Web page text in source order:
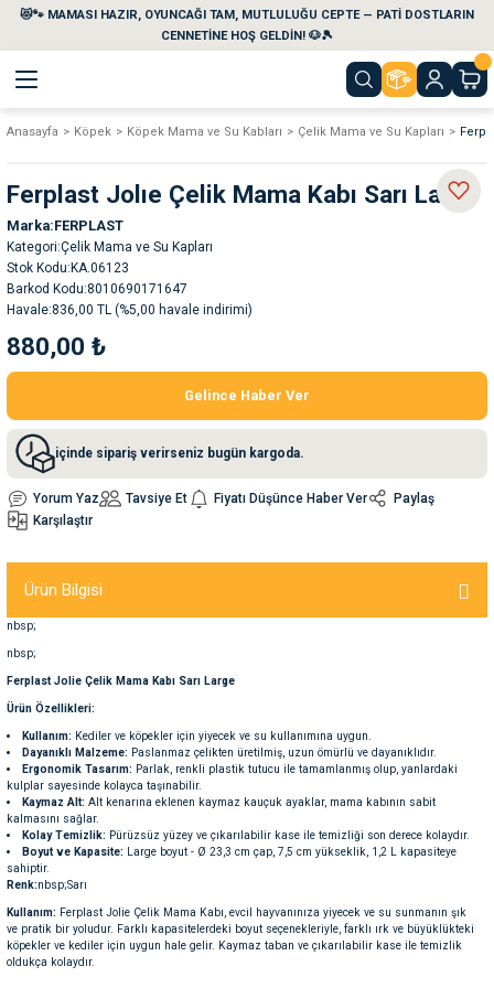
😻🐾 MAMASI HAZIR, OYUNCAĞI TAM, MUTLULUĞU CEPTE — PATİ DOSTLARIN
CENNETİNE HOŞ GELDİN! 🐶🎾
Geri Dön
Geri Dön
Temizlik Ürünleri
Kemikleri
Seyahat Ürünleri
Geri Dön
Geri Dön
Geri Dön
Geri Dön
Anasayfa Köpek Köpek Mama ve Su Kabları Çelik Mama ve Su Kapları
Ferplast Jolıe Çelik Mama Kabı Sarı Large
Marka FERPLAST
Kategori Çelik Mama ve Su Kapları
Stok Kodu KA.06123
Barkod Kodu 8010690171647
Havale 836,00 TL (%5,00 havale indirimi)
880,00 ₺
Gelince Haber Ver
içinde sipariş verirseniz bugün kargoda.
Yorum Yaz Tavsiye Et Fiyatı Düşünce Haber Ver
Paylaş
Karşılaştır
Ürün Bilgisi
nbsp;
nbsp;
Ferplast Jolie Çelik Mama Kabı Sarı Large
Ürün Özellikleri:
Kullanım: Kediler ve köpekler için yiyecek ve su kullanımına uygun.
Dayanıklı Malzeme: Paslanmaz çelikten üretilmiş, uzun ömürlü ve dayanıklıdır.
Ergonomik Tasarım: Parlak, renkli plastik tutucu ile tamamlanmış olup, yanlardaki
kulplar sayesinde kolayca taşınabilir.
Kaymaz Alt: Alt kenarına eklenen kaymaz kauçuk ayaklar, mama kabının sabit
kalmasını sağlar.
Kolay Temizlik: Pürüzsüz yüzey ve çıkarılabilir kase ile temizliği son derece kolaydır.
Boyut ve Kapasite:
Large boyut - Ø 23,3 cm çap, 7,5 cm yükseklik, 1,2 L kapasiteye
sahiptir.
Renk:nbsp;Sarı
Kullanım: Ferplast Jolie Çelik Mama Kabı, evcil hayvanınıza yiyecek ve su sunmanın şık
ve pratik bir yoludur. Farklı kapasitelerdeki boyut seçenekleriyle, farklı ırk ve büyüklükteki
köpekler ve kediler için uygun hale gelir. Kaymaz taban ve çıkarılabilir kase ile temizlik
oldukça kolaydır.